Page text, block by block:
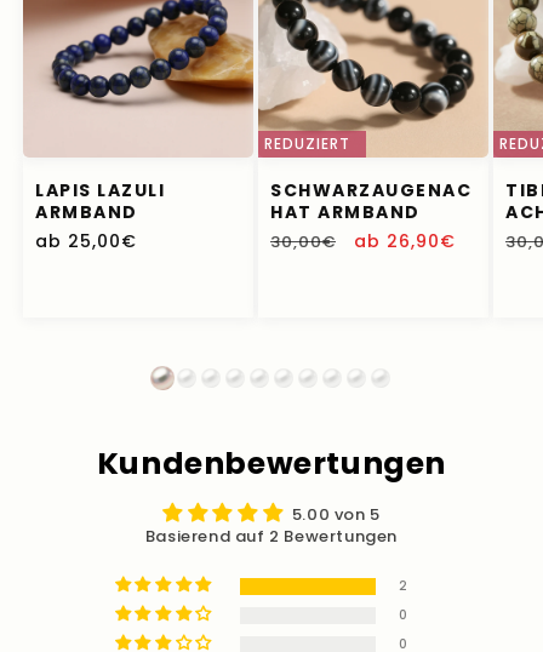
LAPIS LAZULI
ARMBAND
Normaler
ab 25,00€
REDUZIERT
SCHWARZAUGENAC
HAT ARMBAND
Normaler
30,00€ Verkaufspreis
ab 26,90€
Kundenbewertungen
5.00 von 5
Basierend auf 2 Bewertungen
2
0
0